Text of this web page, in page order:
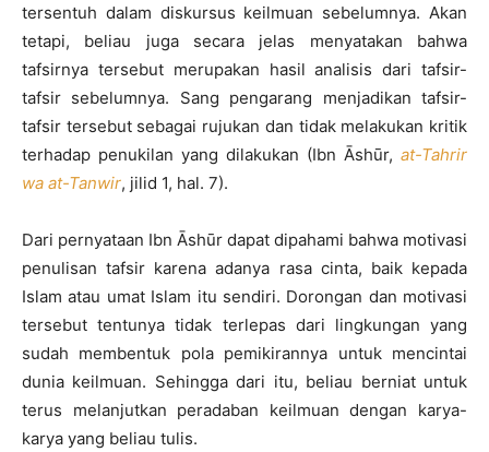
tersentuh dalam diskursus keilmuan sebelumnya. Akan
tetapi, beliau juga secara jelas menyatakan bahwa
tafsirnya tersebut merupakan hasil analisis dari tafsir-
tafsir sebelumnya. Sang pengarang menjadikan tafsir-
tafsir tersebut sebagai rujukan dan tidak melakukan kritik
terhadap penukilan yang dilakukan (Ibn Āshūr, at-Tahrir
wa at-Tanwir, jilid 1, hal. 7).
Dari pernyataan Ibn Āshūr dapat dipahami bahwa motivasi
penulisan tafsir karena adanya rasa cinta, baik kepada
Islam atau umat Islam itu sendiri. Dorongan dan motivasi
tersebut tentunya tidak terlepas dari lingkungan yang
sudah membentuk pola pemikirannya untuk mencintai
dunia keilmuan. Sehingga dari itu, beliau berniat untuk
terus melanjutkan peradaban keilmuan dengan karya-
karya yang beliau tulis.